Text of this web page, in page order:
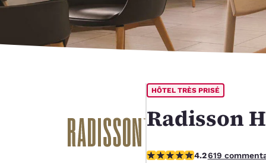
Français
HÔTEL TRÈS PRISÉ
Radisson
4.17 étoiles. Très Bien.
4.2619